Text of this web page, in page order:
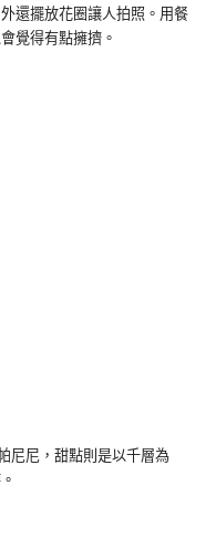
還擺放花圈讓人拍照。用餐
覺得有點擁擠。
尼尼，甜點則是以千層為